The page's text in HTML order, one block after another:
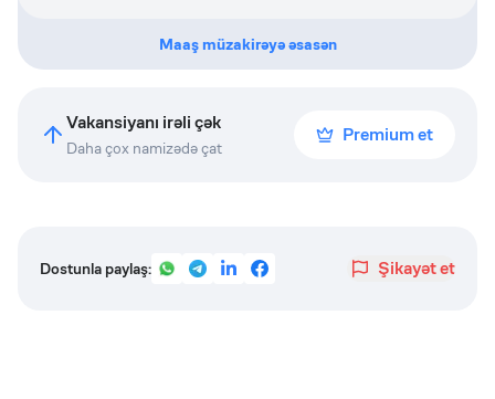
Maaş müzakirəyə əsasən
Vakansiyanı irəli çək
Daha çox namizədə çat
Premium et
Dostunla paylaş: Şikayət et